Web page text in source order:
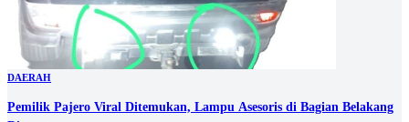
DAERAH
Pemilik Pajero Viral Ditemukan, Lampu Asesoris di Bagian Belakang